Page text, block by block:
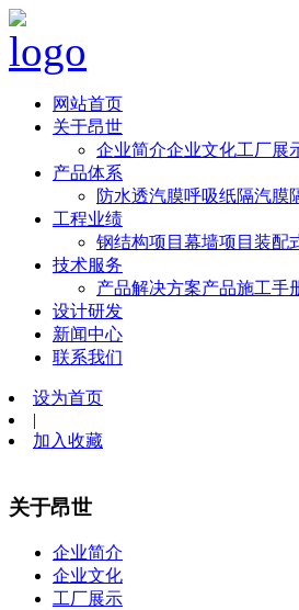
网站首页
关于昂世
企业简介企业文化工厂展
产品体系
防水透汽膜呼吸纸隔汽膜
工程业绩
钢结构项目 幕墙项目 装配
技术服务
产品解决方案产品施工手
设计研发
新闻中心
联系我们
设为首页
|
加入收藏
关于昂世
企业简介
企业文化
工厂展示